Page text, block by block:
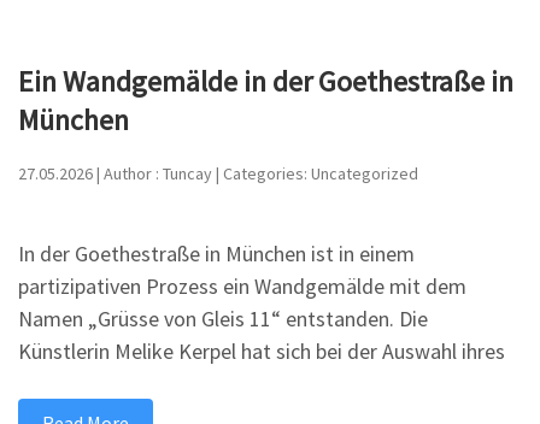
Ein Wandgemälde in der Goethestraße in
München
27.05.2026 | Author : Tuncay | Categories: Uncategorized
In der Goethestraße in München ist in einem
partizipativen Prozess ein Wandgemälde mit dem
Namen „Grüsse von Gleis 11“ entstanden. Die
Künstlerin Melike Kerpel hat sich bei der Auswahl ihres